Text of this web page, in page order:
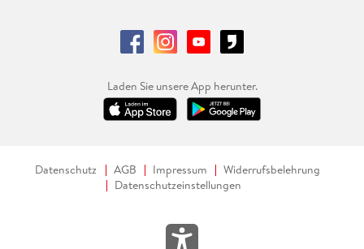
Laden Sie unsere App herunter.
Datenschutz AGB Impressum
Widerrufsbelehrung
Datenschutzeinstellungen